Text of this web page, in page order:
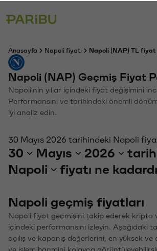
Anasayfa Napoli fiyatı Napoli (NAP) TL fiyat
Napoli (NAP) Geçmiş Fiyat
Napoli'nin yıllar içindeki fiyat değişimini
Performansını ve tarihindeki önemli
iyi analiz edin.
30 Mayıs 2026 tarihindeki Napoli
30 Mayıs 2026
Napoli
fiyatı ne
Napoli geçmiş fiyatları
Napoli fiyat geçmişini takip ederek kripto
içindeki performansını izleyin. Aşağıdaki
açılış ve kapanış değerlerini, en yüksek ve
ve işlem hacmini kolayca